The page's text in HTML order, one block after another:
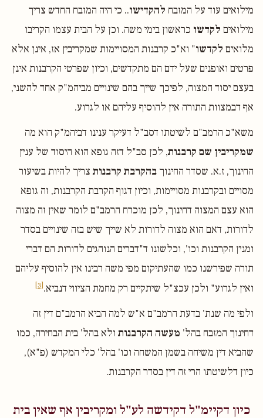
מילואים עוד על המזבח להקדישו.. כי היה המזבח החדש צריך
מילואים לקדשו כראשון בימי משה. וכן על הבית עצמו הקריבו
מלואים לקדשו" וא"כ קרבנות המסויימות שמקריבין אז, אינן אלא
פרטים ואופנים שעל ידם הם מתקדשים, וכיון שפרטי הקרבנות אינן
בעצם יסוד המצוה, לפיכך שייך בהם שינויים מביהמ"ק אחד להשני,
אף דבמצוות התורה אין להוסיף עליהם או לגרוע.
משא"כ הרמב"ם לשיטתו דסב"ל דעיקר ענינו דביהמ"ק הוא מה
שמקריבין שם קרבנות, לכן סב"ל דזה גופא הוא היסוד של ענין
החינוך, ז.א. שסדר החינוך בהקרבת קרבנות צריך להיות בשיעור
מסויים ובקרבנות מסויימות, וכיון דגוף הקרבת הקרבנות, זה גופא
הוא עצם המצוה דחינוך, לכן מוכרח הרמב"ם לומר שאין זה מצוה
לדורות, דאם הוא מצוה לדורות לא שייך שיש בזה שינויים בסדר
ומנין הקרבנות וכו', וכלשונו ד"דברים הנוהגים לדורות הם דברי
תורה שפירשנו כמו שהעתיקום מפי משה רבינו אין להוסיף עליהם
ואין לגרוע" ולכן עכצ"ל שיתקיים רק מחמת הציווי דנביא.[3]
ולפי מה שנת' בדעת הרמב"ם א"ש למה הביא הרמב"ם דין זה
דחינוך המזבח בהל' מעשה הקרבנות ולא בהל' בית הבחירה, כמו
שהביא דין משיחה בשמן המשחה וכו' בהל' כלי המקדש (פ"א),
כיון דלשיטתו הרי זה דין בסדר הקרבנות.
כיון דקיימ"ל דקידשה לע"ל ומקריבין אף שאין בית